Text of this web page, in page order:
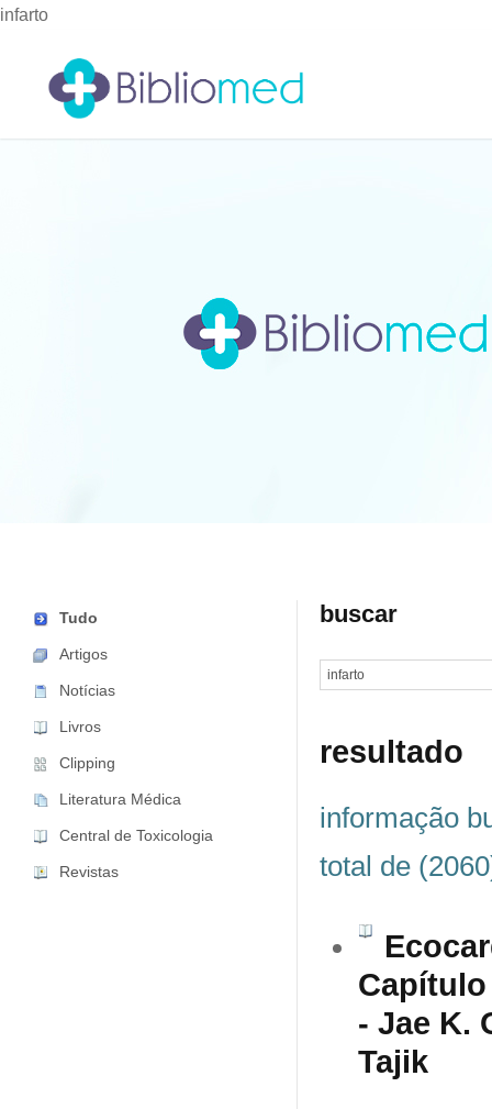
infarto
Tudo
Artigos
Notícias
Livros
Clipping
Literatura Médica
Central de Toxicologia
Revistas
buscar
resultado
informação
total de
- Jae K.
Tajik